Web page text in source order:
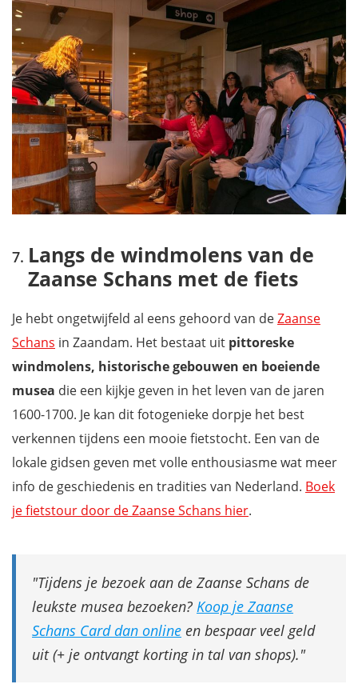
Langs de windmolens van de
Zaanse Schans met de fiets
Je hebt ongetwijfeld al eens gehoord van deZaanse
Schans in Zaandam. Het bestaat uit pittoreske
windmolens, historische gebouwen en boeiende
musea die een kijkje geven in het leven van de jaren
1600-1700. Je kan dit fotogenieke dorpje het best
verkennen tijdens een mooie fietstocht. Een van de
lokale gidsen geven met volle enthousiasme wat meer
info de geschiedenis en tradities van Nederland. Boek
je fietstour door de Zaanse Schans hier.
Tijdens je bezoek aan de Zaanse Schans de
leukste musea bezoeken? Koop je Zaanse
Schans Card dan online en bespaar veel geld
uit (+ je ontvangt korting in tal van shops).